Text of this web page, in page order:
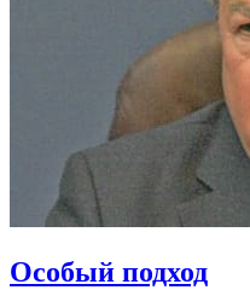
Особый подход